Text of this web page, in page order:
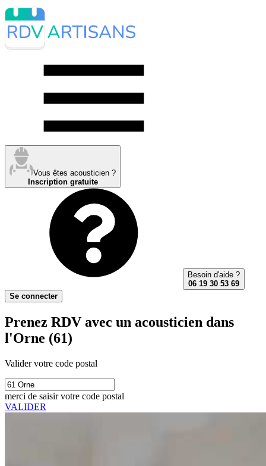
Vous êtes acousticien ?
Inscription gratuite
Besoin d'aide ?
06 19 30 53 69
Se connecter
Prenez RDV avec un acousticien dans
l'Orne (61)
Valider votre code postal
merci de saisir votre code postal
VALIDER